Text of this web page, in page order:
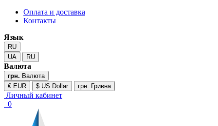
Оплата и доставка
Контакты
Язык
RU
UA
RU
Валюта
грн. Валюта
€ EUR
$ US Dollar грн. Гривна
Личный кабинет
0